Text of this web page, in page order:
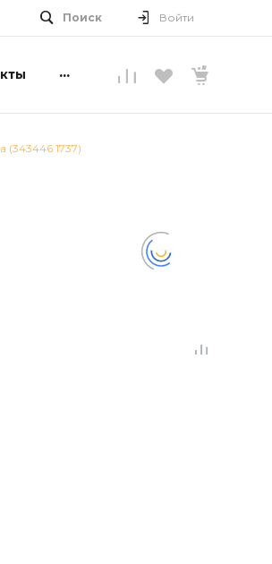
Поиск Войти
...
(343446 1737)